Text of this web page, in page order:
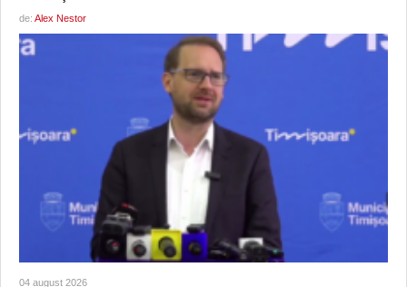
de: Alex Nestor
04 august 2026